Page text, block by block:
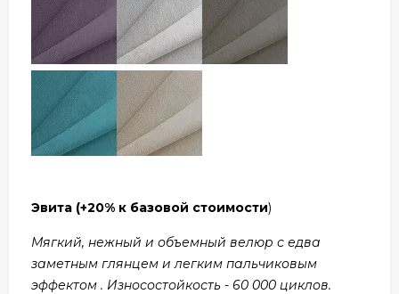
Эвита (+20% к базовой стоимости)
Мягкий, нежный и объемный велюр с едва
заметным глянцем и легким пальчиковым
эффектом . Износостойкость - 60 000 циклов.